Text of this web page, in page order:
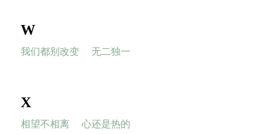
W
我们都别改变 无二独一
X
相望不相离 心还是热的